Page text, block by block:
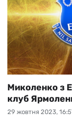
29 жовтня 2023,
Миколенко з
клуб